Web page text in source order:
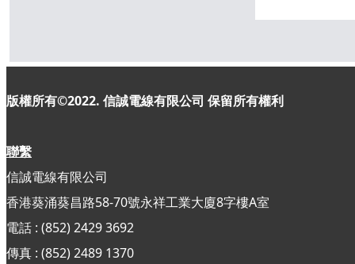
版權所有©2022. 信誠電線有限公司 保留所有權利
聯繫
信誠電線有限公司
香港葵涌葵昌路58-70號永祥工業大廈8字樓A室
電話 : (852) 2429 3692
傳真 : (852)2489 1370